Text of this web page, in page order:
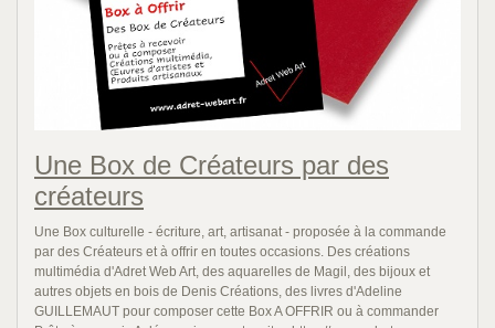
Une Box de Créateurs par des
créateurs
Une Box culturelle - écriture, art, artisanat - proposée à la commande
par des Créateurs et à offrir en toutes occasions. Des créations
multimédia d'Adret Web Art, des aquarelles de Magil, des bijoux et
autres objets en bois de Denis Créations, des livres d'Adeline
GUILLEMAUT pour composer cette Box A OFFRIR ou à commander